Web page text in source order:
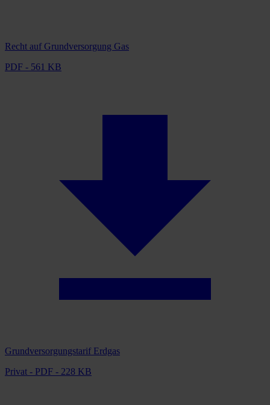
Recht auf Grundversorgung Gas
PDF - 561 KB
Grundversorgungstarif Erdgas
Privat - PDF - 228 KB